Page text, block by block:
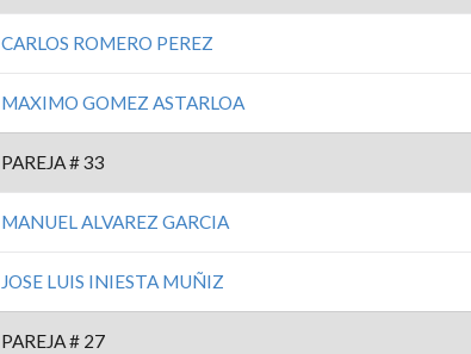
CARLOS ROMERO PEREZ
MAXIMO GOMEZ ASTARLOA
PAREJA # 33
MANUEL ALVAREZ GARCIA
JOSE LUIS INIESTA MUÑIZ
PAREJA # 27